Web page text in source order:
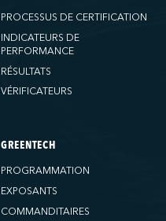
PROCESSUS DE CERTIFICATION
INDICATEURS DE
PERFORMANCE
RÉSULTATS
VÉRIFICATEURS
GREENTECH
PROGRAMMATION
EXPOSANTS
COMMANDITAIRES